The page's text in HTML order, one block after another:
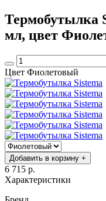
Термобутылка
мл, цвет
Цвет Фиолетовый
Добавить в корзину +
6 715 р.
Характеристики